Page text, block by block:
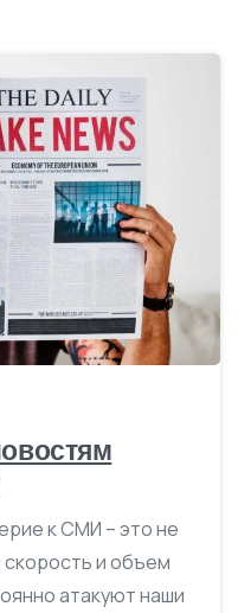
0
к СМИ – это не
и объем
атакуют наши